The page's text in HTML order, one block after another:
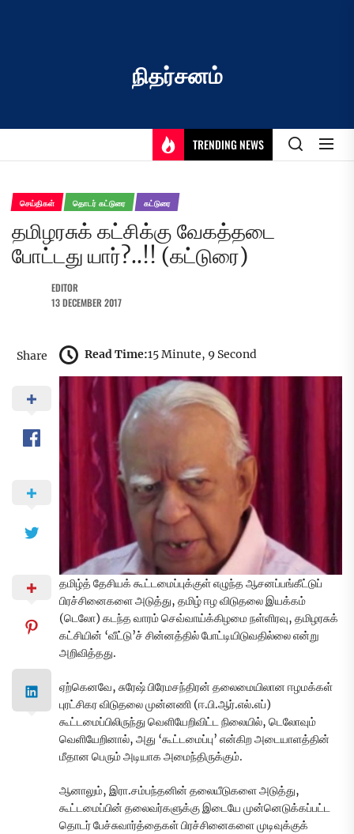
நிதர்சனம்
TRENDING NEWS
செய்திகள் தொடர் கட்டுரை கட்டுரை
தமிழரசுக் கட்சிக்கு வேகத்தடை
போட்டது யார்?..!! (கட்டுரை)
EDITOR
13 DECEMBER 2017
Share Read Time:15 Minute, 9 Second
தமிழ்த் தேசியக் கூட்டமைப்புக்குள் எழுந்த ஆசனப்பங்கீட்டுப்
பிரச்சினைகளை அடுத்து, தமிழ் ஈழ விடுதலை இயக்கம்
(டெலோ) கடந்த வாரம் செவ்வாய்க்கிழமை நள்ளிரவு, தமிழரசுக்
கட்சியின் ‘வீட்டு’ச் சின்னத்தில் போட்டியிடுவதில்லை என்று
அறிவித்தது.
ஏற்கெனவே, சுரேஷ் பிரேமசந்திரன் தலைமையிலான ஈழமக்கள்
புரட்சிகர விடுதலை முன்னணி (ஈ.பி.ஆர்.எல்.எப்)
கூட்டமைப்பிலிருந்து வெளியேறிவிட்ட நிலையில், டெலோவும்
வெளியேறினால், அது ‘கூட்டமைப்பு’ என்கிற அடையாளத்தின்
மீதான பெரும் அடியாக அமைந்திருக்கும்.
ஆனாலும், இரா.சம்பந்தனின் தலையீடுகளை அடுத்து,
கூட்டமைப்பின் தலைவர்களுக்கு இடையே முன்னெடுக்கப்பட்ட
தொடர் பேச்சுவார்த்தைகள் பிரச்சினைகளை முடிவுக்குக்